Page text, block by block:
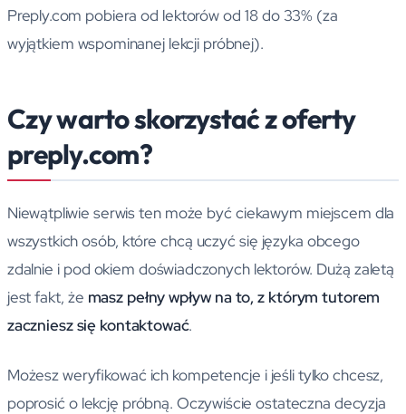
Preply.com pobiera od lektorów od 18 do 33% (za
wyjątkiem wspominanej lekcji próbnej).
Czy warto skorzystać z oferty
preply.com?
Niewątpliwie serwis ten może być ciekawym miejscem dla
wszystkich osób, które chcą uczyć się języka obcego
zdalnie i pod okiem doświadczonych lektorów. Dużą zaletą
jest fakt, że masz pełny wpływ na to, z którym tutorem
zaczniesz się kontaktować.
Możesz weryfikować ich kompetencje i jeśli tylko chcesz,
poprosić o lekcję próbną. Oczywiście ostateczna decyzja